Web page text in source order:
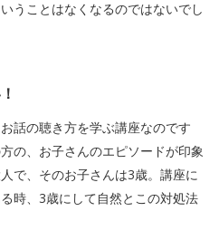
うことはなくなるのではないでし
話の聴き方を学ぶ講座なのです
の、お子さんのエピソードが印象
で、そのお子さんは3歳。講座に
時、3歳にして自然とこの対処法